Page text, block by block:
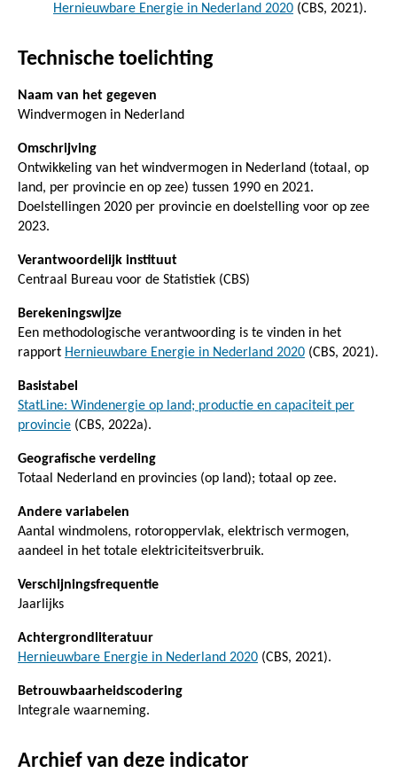
Hernieuwbare Energie in Nederland 2020 (CBS, 2021).
Technische toelichting
Naam van het gegeven
Windvermogen in Nederland
Omschrijving
Ontwikkeling van het windvermogen in Nederland (totaal, op
land, per provincie en op zee) tussen 1990 en 2021.
Doelstellingen 2020 per provincie en doelstelling voor op zee
2023.
Verantwoordelijk instituut
Centraal Bureau voor de Statistiek (CBS)
Berekeningswijze
Een methodologische verantwoording is te vinden in het
rapport Hernieuwbare Energie in Nederland 2020 (CBS, 2021).
Basistabel
StatLine: Windenergie op land; productie en capaciteit per
provincie (CBS, 2022a).
Geografische verdeling
Totaal Nederland en provincies (op land); totaal op zee.
Andere variabelen
Aantal windmolens, rotoroppervlak, elektrisch vermogen,
aandeel in het totale elektriciteitsverbruik.
Verschijningsfrequentie
Jaarlijks
Achtergrondliteratuur
Hernieuwbare Energie in Nederland 2020 (CBS, 2021).
Betrouwbaarheidscodering
Integrale waarneming.
Archief van deze indicator